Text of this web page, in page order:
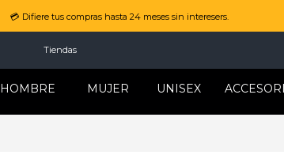
💳 Difiere tus compras hasta 24 meses sin interesers.
Tiendas
HOMBRE MUJER UNISEX